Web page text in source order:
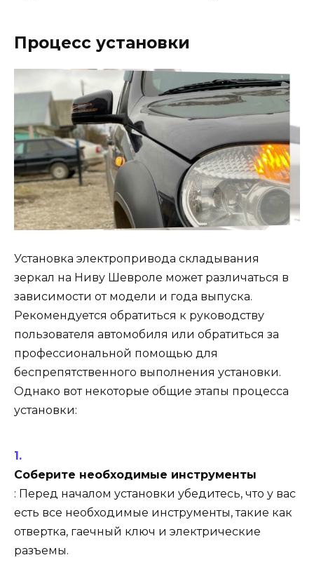
Процесс установки
Установка электропривода складывания
зеркал на Ниву Шевроле может различаться в
зависимости от модели и года выпуска.
Рекомендуется обратиться к руководству
пользователя автомобиля или обратиться за
профессиональной помощью для
беспрепятственного выполнения установки.
Однако вот некоторые общие этапы процесса
установки:
Соберите необходимые инструменты
: Перед началом установки убедитесь, что у вас
есть все необходимые инструменты, такие как
отвертка, гаечный ключ и электрические
разъемы.